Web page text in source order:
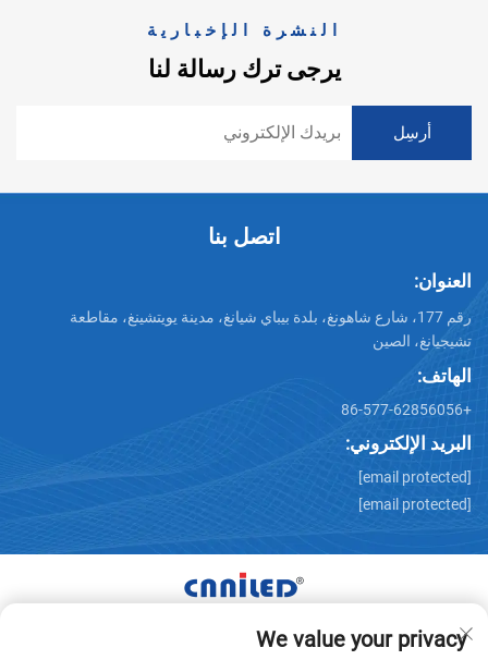
النشرة الإخبارية
يرجى ترك رسالة لنا
اتصل بنا
العنوان:
رقم 177، شارع شاهونغ، بلدة بيباي شيانغ، مدينة يويتشينغ، مقاطعة
تشيجيانغ، الصين
الهاتف:
+86-577-62856056
البريد الإلكتروني:
[email protected]
[email protected]
حقوق النشر © شركة Zhejiang Nailide Power TechnologyWe value your privacy